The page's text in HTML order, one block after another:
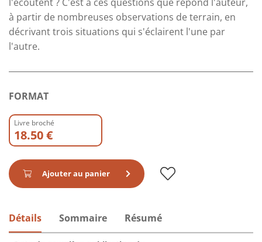
l'écoutent ? C'est à ces questions que répond l'auteur,
à partir de nombreuses observations de terrain, en
décrivant trois situations qui s'éclairent l'une par
l'autre.
FORMAT
Livre broché
18.50 €
Ajouter au panier
Détails Sommaire Résumé